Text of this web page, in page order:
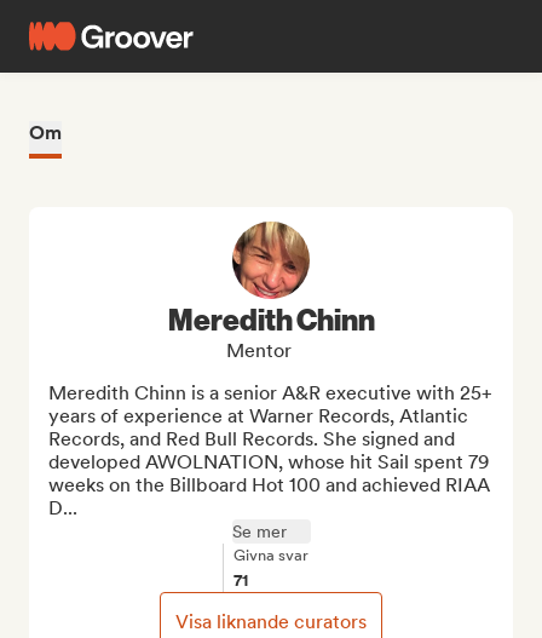
Om
Meredith Chinn
Mentor
Meredith Chinn is a senior A&R executive with 25+
years of experience at Warner Records, Atlantic
Records, and Red Bull Records. She signed and
developed AWOLNATION, whose hit Sail spent 79
weeks on the Billboard Hot 100 and achieved RIAA
D...
Se mer
Givna svar
71
Visa liknande curators